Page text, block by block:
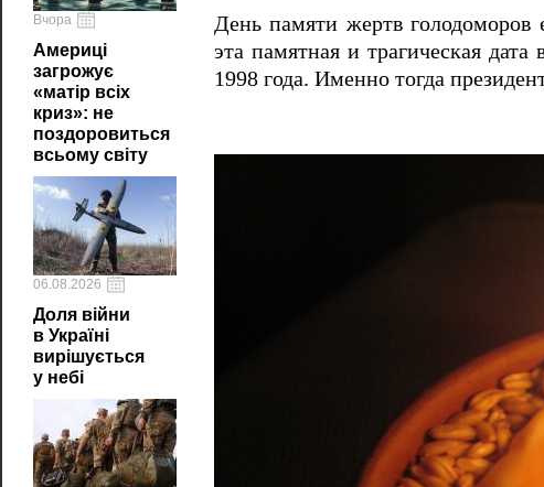
Вчора
Америці
загрожує
«матір всіх
криз»: не
поздоровиться
всьому світу
06.08.2026
Доля війни
в Україні
вирішується
у небі
День памяти жертв голодоморов
эта памятная и трагическая
1998 года. Именно тогда